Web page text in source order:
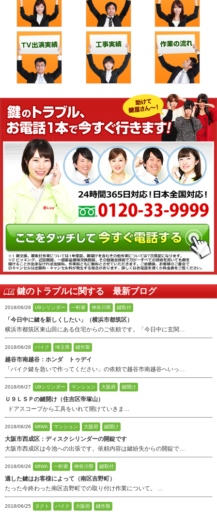
鍵のトラブルに関する 最新ブログ
2018/06/29 U9シリンダー 一軒家 神奈川県 鍵取付
「今日中に鍵を新しくしたい」（横浜市都筑区）
横浜市都筑区東山田にある住宅からのご依頼です。「今日中に玄関…
2018/06/28 バイク 埼玉県 鍵作製
越谷市南越谷：ホンダ トゥデイ
「バイク鍵を急いで作ってください」の依頼で越谷市南越谷へいっ…
2018/06/27 U9シリンダー マンション 大阪府 鍵開け
Ｕ９ＬＳＰの鍵開け（住吉区帝塚山）
ドアスコープから工具をいれて開けていきま…
2018/06/26 MIWA マンション 大阪府 鍵開け
大阪市西成区：ディスクシリンダーの開錠です
大阪市西成区は今池への出張です。依頼内容は鍵紛失からの開錠で…
2018/06/26 MIWA 一軒家 神奈川県 鍵取付
適した鍵はお客様によって（南区吉野町）
たった今終わった南区吉野町での取り付け作業について。 …
2018/06/25 タクト バイク 大阪府 鍵作製